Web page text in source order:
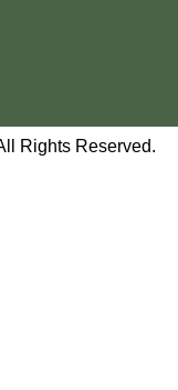
Rights Reserved.